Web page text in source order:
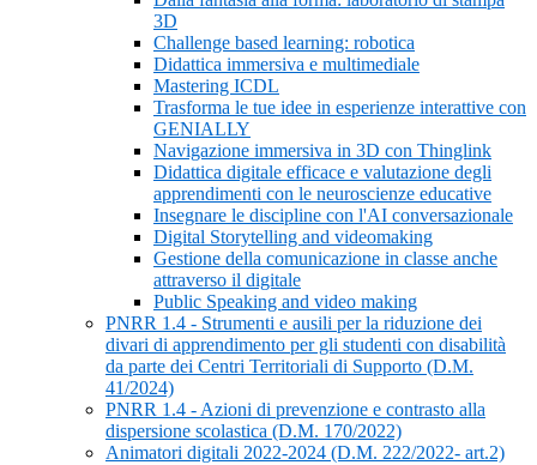
3D
Challenge based learning: robotica
Didattica immersiva e multimediale
Mastering ICDL
Trasforma le tue idee in esperienze interattive con
GENIALLY
Navigazione immersiva in 3D con Thinglink
Didattica digitale efficace e valutazione degli
apprendimenti con le neuroscienze educative
Insegnare le discipline con l'AI conversazionale
Digital Storytelling and videomaking
Gestione della comunicazione in classe anche
attraverso il digitale
Public Speaking and video making
PNRR 1.4 - Strumenti e ausili per la riduzione dei
divari di apprendimento per gli studenti con disabilità
da parte dei Centri Territoriali di Supporto (D.M.
41/2024)
PNRR 1.4 - Azioni di prevenzione e contrasto alla
dispersione scolastica (D.M. 170/2022)
Animatori digitali 2022-2024 (D.M. 222/2022- art.2)